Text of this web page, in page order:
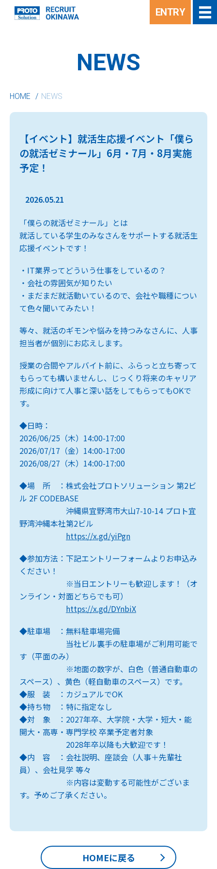
ENTRY
NEWS
HOME NEWS
【イベント】就活生応援イベント「僕ら
の就活ゼミナール」6月・7月・8月実施
予定！
2026.05.21
「僕らの就活ゼミナール」とは
就活している学生のみなさんをサポートする就活生
応援イベントです！
・IT業界ってどういう仕事をしているの？
・会社の雰囲気が知りたい
・まだまだ就活動いているので、会社や職種につい
て色々聞いてみたい！
等々、就活のギモンや悩みを持つみなさんに、人事
担当者が個別にお応えします。
授業の合間やアルバイト前に、ふらっと立ち寄って
もらっても構いませんし、じっくり将来のキャリア
形成に向けて人事と深い話をしてもらってもOKで
す。
◆日時：
2026/06/25（木）14:00-17:00
2026/07/17（金）14:00-17:00
2026/08/27（木）14:00-17:00
◆場 所 ：株式会社プロトソリューション 第2ビ
ル 2F CODEBASE
沖縄県宜野湾市大山7-10-14 プロト宜
野湾沖縄本社第2ビル
https://x.gd/yiPgn
◆参加方法：下記エントリーフォームよりお申込み
ください！
※当日エントリーも歓迎します！（オ
ンライン・対面どちらでも可）
https://x.gd/DYnbiX
◆駐車場 ：無料駐車場完備
当社ビル裏手の駐車場がご利用可能で
す（平面のみ）
※地面の数字が、白色（普通自動車の
スペース）、黄色（軽自動車のスペース）です。
◆服 装 ：カジュアルでOK
◆持ち物 ：特に指定なし
◆対 象 ：2027年卒、大学院・大学・短大・能
開大・高専・専門学校 卒業予定者対象
2028年卒以降も大歓迎です！
◆内 容 ：会社説明、座談会（人事＋先輩社
員）、会社見学 等々
※内容は変動する可能性がございま
す。予めご了承ください。
HOMEに戻る